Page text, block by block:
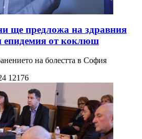
ще предложа на здравния
епидемия от коклюш
на болестта в София
12176